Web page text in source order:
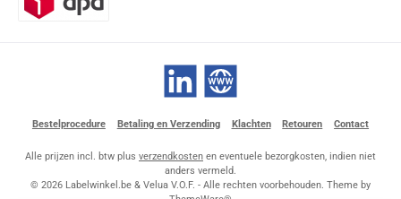
LinkedIn Website
Bestelprocedure Betaling en Verzending Klachten Retouren Contact
Alle prijzen incl. btw plus verzendkosten en eventuele bezorgkosten, indien niet
anders vermeld.
© 2026 Labelwinkel.be & Velua V.O.F. - Alle rechten voorbehouden. Theme by